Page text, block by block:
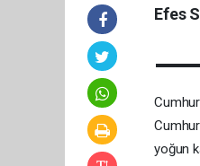
Efes
yoğun